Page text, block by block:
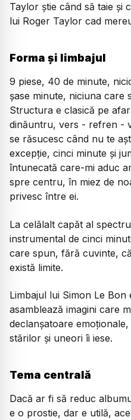
Taylor ştie când să taie şi
lui Roger Taylor cad
Forma şi limbajul
9 piese, 40 de minute,
şase minute, niciuna care
Structura e clasică pe
dinăuntru, vers - refren -
se răsucesc când nu te
excepție, cinci minute şi
întunecată care-mi aduc
spre centru, în miez de
privesc între ei.
La celălalt capăt al
instrumental de cinci
care spun, fără cuvinte,
există limite.
Limbajul lui Simon Le
asamblează imagini care
declanşatoare
stărilor și uneori îi iese.
Tema centrală
Dacă ar fi să reduc
e o prostie, dar e utilă,